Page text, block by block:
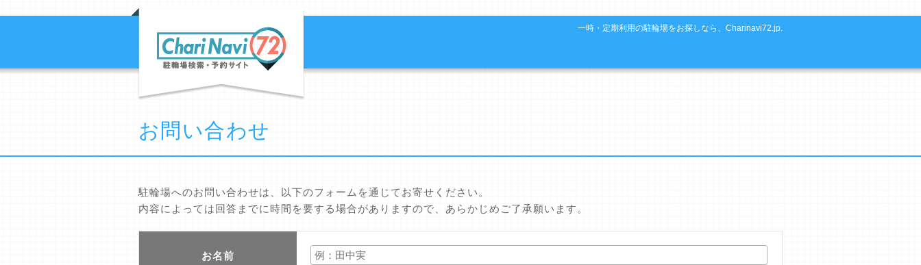
一時・定期利用の駐輪場をお探しなら、Charinavi72.jp.
お問い合わせ
駐輪場へのお問い合わせは、以下のフォームを通じてお寄せください。
内容によっては回答までに時間を要する場合がありますので、あらかじめご了承願います。
お名前